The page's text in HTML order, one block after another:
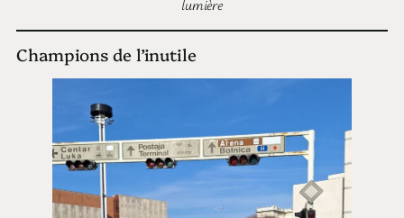
lumière
Champions de l’inutile